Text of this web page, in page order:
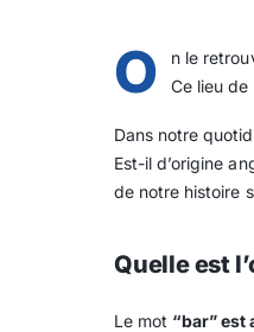
O
n le
Ce lieu
Dans notre
Est-il d’origine
de notre histoire
Quelle est
Le mot “bar” est